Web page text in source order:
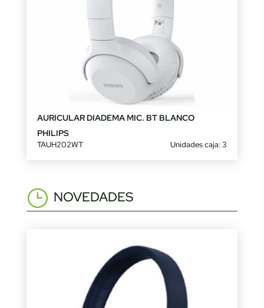
AURICULAR DIADEMA MIC. BT BLANCO
PHILIPS
TAUH202WT Unidades caja: 3
NOVEDADES